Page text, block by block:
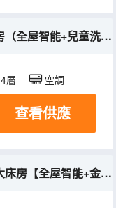
萌鴨趣·家庭房（全屋智能+兒童洗漱用品+小黃鴨樂園）
4層 空調
電視機
查看供應
雲境閣·靜謐大床房【全屋智能+金可兒深睡床墊】